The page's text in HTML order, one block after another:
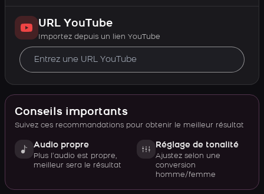
URL YouTube
Importez depuis un lien YouTube
Conseils importants
Suivez ces recommandations pour obtenir le meilleur résultat
Audio propre
Plus l’audio est propre,
meilleur sera le résultat
Réglage de tonalité
Ajustez selon une
conversion
homme/femme